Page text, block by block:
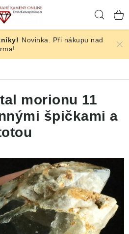
Novinka. Při nákupu nad
morionu 11
špičkami a